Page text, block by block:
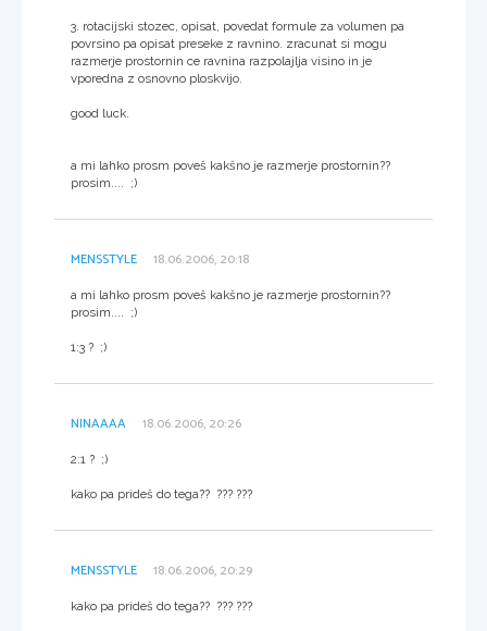
3. rotacijski stozec, opisat, povedat formule za volumen pa
povrsino pa opisat preseke z ravnino. zracunat si mogu
razmerje prostornin ce ravnina razpolajlja visino in je
vporedna z osnovno ploskvijo.
good luck.
a mi lahko prosm poveš kakšno je razmerje prostornin??
prosim.... ;)
MENSSTYLE 18.06.2006, 20:18
a mi lahko prosm poveš kakšno je razmerje prostornin??
prosim.... ;)
1:3 ? ;)
NINAAAA 18.06.2006, 20:26
2:1 ? ;)
kako pa prideš do tega?? ??? ???
MENSSTYLE 18.06.2006, 20:29
kako pa prideš do tega?? ??? ???